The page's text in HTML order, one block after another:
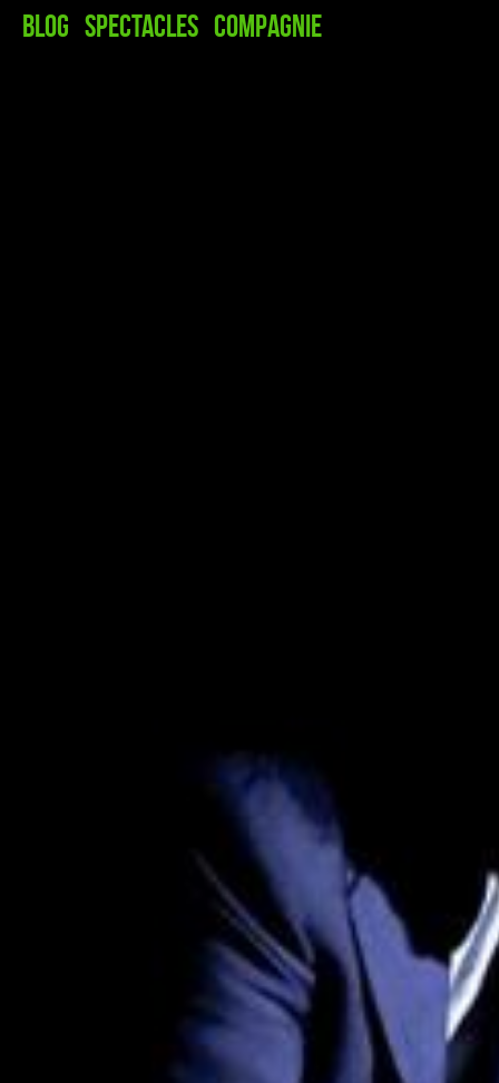
Blog Spectacles Compagnie